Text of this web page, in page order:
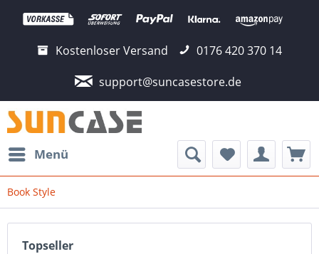
Kostenloser Versand
0176 420 370 14
support@suncasestore.de
Menü
Book Style
Topseller